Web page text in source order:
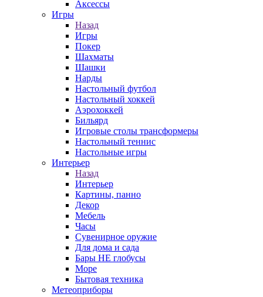
Аксессы
Игры
Назад
Игры
Покер
Шахматы
Шашки
Нарды
Настольный футбол
Настольный хоккей
Аэрохоккей
Бильярд
Игровые столы трансформеры
Настольный теннис
Настольные игры
Интерьер
Назад
Интерьер
Картины, панно
Декор
Мебель
Часы
Сувенирное оружие
Для дома и сада
Бары НЕ глобусы
Море
Бытовая техника
Метеоприборы